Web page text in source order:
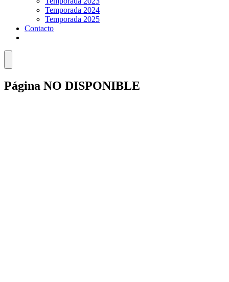
Temporada 2024
Temporada 2025
Contacto
Menú
Página NO DISPONIBLE